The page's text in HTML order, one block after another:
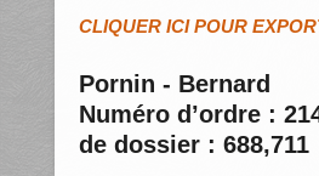
CLIQUER ICI POUR
Pornin - Bernard
Numéro d’ordre :
de dossier : 688,711